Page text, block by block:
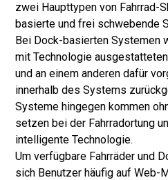
zwei Haupttypen von Fahrrad-
basierte und frei schwebende
Bei Dock-basierten Systemen
mit Technologie
und an einem anderen dafür
innerhalb des Systems
Systeme hingegen kommen
setzen bei der Fahrradortung
intelligente Technologie.
Um verfügbare Fahrräder und
sich Benutzer häufig auf Web-